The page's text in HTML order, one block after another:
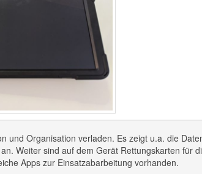
und Organisation verladen. Es zeigt u.a. die
Weiter sind auf dem Gerät Rettungskarten für
Apps zur Einsatzabarbeitung vorhanden.